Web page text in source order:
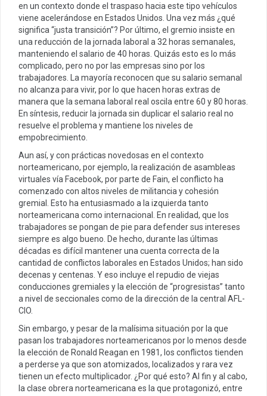
en un contexto donde el traspaso hacia este tipo vehículos
viene acelerándose en Estados Unidos. Una vez más ¿qué
significa “justa transición”? Por último, el gremio insiste en
una reducción de la jornada laboral a 32 horas semanales,
manteniendo el salario de 40 horas. Quizás esto es lo más
complicado, pero no por las empresas sino por los
trabajadores. La mayoría reconocen que su salario semanal
no alcanza para vivir, por lo que hacen horas extras de
manera que la semana laboral real oscila entre 60 y 80 horas.
En síntesis, reducir la jornada sin duplicar el salario real no
resuelve el problema y mantiene los niveles de
empobrecimiento.
Aun así, y con prácticas novedosas en el contexto
norteamericano, por ejemplo, la realización de asambleas
virtuales vía Facebook, por parte de Fain, el conflicto ha
comenzado con altos niveles de militancia y cohesión
gremial. Esto ha entusiasmado a la izquierda tanto
norteamericana como internacional. En realidad, que los
trabajadores se pongan de pie para defender sus intereses
siempre es algo bueno. De hecho, durante las últimas
décadas es difícil mantener una cuenta correcta de la
cantidad de conflictos laborales en Estados Unidos; han sido
decenas y centenas. Y eso incluye el repudio de viejas
conducciones gremiales y la elección de “progresistas” tanto
a nivel de seccionales como de la dirección de la central AFL-
CIO.
Sin embargo, y pesar de la malísima situación por la que
pasan los trabajadores norteamericanos por lo menos desde
la elección de Ronald Reagan en 1981, los conflictos tienden
a perderse ya que son atomizados, localizados y rara vez
tienen un efecto multiplicador. ¿Por qué esto? Al fin y al cabo,
la clase obrera norteamericana es la que protagonizó, entre